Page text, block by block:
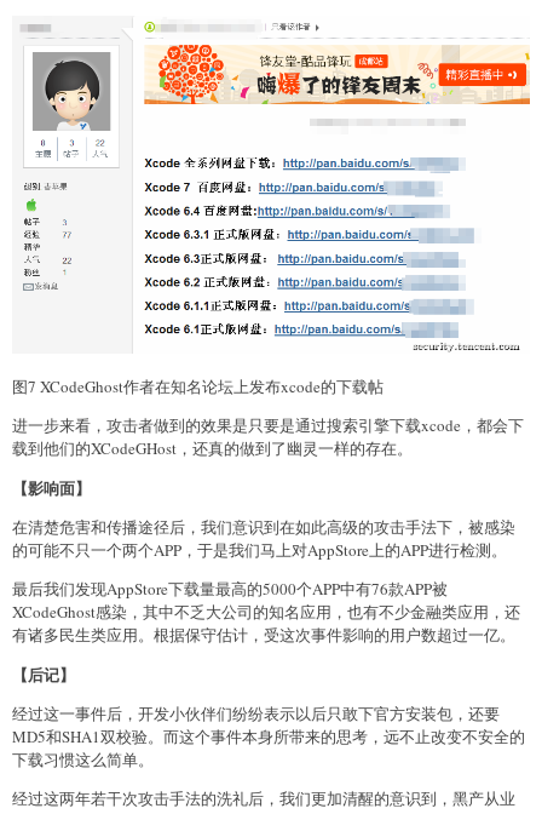
图7 XCodeGhost作者在知名论坛上发布xcode的下载帖
进一步来看，攻击者做到的效果是只要是通过搜索引擎下载xcode，都会下
载到他们的XCodeGHost，还真的做到了幽灵一样的存在。
【影响面】
在清楚危害和传播途径后，我们意识到在如此高级的攻击手法下，被感染
的可能不只一个两个APP，于是我们马上对AppStore上的APP进行检测。
最后我们发现AppStore下载量最高的5000个APP中有76款APP被
XCodeGhost感染，其中不乏大公司的知名应用，也有不少金融类应用，还
有诸多民生类应用。根据保守估计，受这次事件影响的用户数超过一亿。
【后记】
经过这一事件后，开发小伙伴们纷纷表示以后只敢下官方安装包，还要
MD5和SHA1双校验。而这个事件本身所带来的思考，远不止改变不安全的
下载习惯这么简单。
经过这两年若干次攻击手法的洗礼后，我们更加清醒的意识到，黑产从业